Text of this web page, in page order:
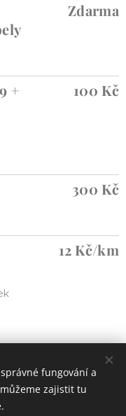
Zdarma
+
100 Kč
300 Kč
12 Kč/km
fungování a
zajistit tu